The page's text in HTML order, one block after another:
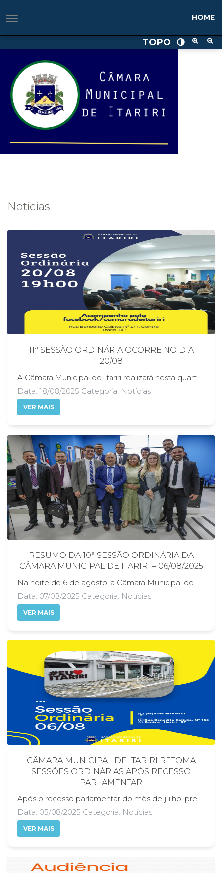
TOPO
HOME
HOME
Notícias
11ª SESSÃO ORDINÁRIA OCORRE NO DIA
20/08
A Câmara Municipal de Itariri realizará nesta quarta-feira, 20/08, às 19 horas, a 11ª Sessão Ordinária do 1º ano legislativo da 19ª Legislatura. O encontro acontece logo após a conclusão das Audiências Públicas referentes ao Plano Plurianual (PPA) 2026 a 2029 e à Lei de Diretrizes Orçamentárias (LDO) 2026, importantes instrumentos de planejamento e gestão das políticas públicas do município. Durante a sessão, os vereadores estarão reunidos para debater e deliberar sobre projetos e demandas que impactam diretamente a vida da população itaririense. A participação da comunidade é essencial para fortalecer a transparência e o acompanhamento das ações do Poder Legislativo. A 11ª Sessão Ordinária será transmitida ao vivo pela página oficial da Câmara Municipal de Itariri no Facebook, possibilitando que todos os cidadãos acompanhem, de forma acessível, os trabalhos legislativos. É uma oportunidade para que a população se mantenha informada e participe ativamente do desenvolvimento da cidade.
Data: 18/08/2025 Categoria: Notícias
VER MAIS
RESUMO DA 10ª SESSÃO ORDINÁRIA DA
CÂMARA MUNICIPAL DE ITARIRI – 06/08/2025
Na noite de 6 de agosto, a Câmara Municipal de Itariri realizou sua 10ª Sessão Ordinária de 2025, presidida pelo vereador Luiz Antonio Franco Alixandria. Entre os principais assuntos tratados estiveram: Aprovação da Ata da 9ª Sessão Ordinária; Recebimento dos Projetos de Lei do Executivo sobre o Plano Plurianual (PPA 2026-2029) e a Lei de Diretrizes Orçamentárias (LDO 2026), com audiências públicas já agendadas para 20/08; Aprovação de requerimentos abordando temas como: sinalização viária, gestão de espaços públicos, saúde especializada e informações sobre o Hino Municipal; Apresentação de indicações para melhorias em estradas, infraestrutura, saúde, trânsito, transporte de pacientes e causa animal; Aprovação de moções de congratulações, apoio e pesar, reconhecendo personalidades e serviços prestados à comunidade; Uso da Tribuna Livre pelos vereadores, com destaques para educação, saúde, segurança viária, castração de animais e o movimento Agosto Lilás; Na Ordem do Dia, foi aprovado por unanimidade o Projeto de Lei nº 033/2025, de autoria do vereador Hélio Alves Ribeiro, que denomina estrada municipal. A sessão foi encerrada às 22h17, com convocação para a 11ª Sessão Ordinária, a realizar-se em 20 de agosto de 2025, às 19h, no Plenário Vereador Henrique Ferreira Monteiro.
Data: 07/08/2025 Categoria: Notícias
VER MAIS
CÂMARA MUNICIPAL DE ITARIRI RETOMA
SESSÕES ORDINÁRIAS APÓS RECESSO
PARLAMENTAR
Após o recesso parlamentar do mês de julho, previsto regimentalmente, a Câmara Municipal de Itariri retoma suas atividades legislativas nesta quarta-feira, 6 de agosto, com a realização da 10ª Sessão Ordinária de 2025. A reunião acontecerá no plenário da Casa de Leis, a partir das 19h, e será transmitida ao vivo pelas redes sociais oficiais da Câmara, no YouTube e no Facebook, garantindo transparência e acesso à população. O retorno das sessões marca a continuidade dos trabalhos legislativos do segundo semestre, com a discussão de projetos, indicações e demais assuntos de interesse público. Apesar da suspensão temporária das sessões ordinárias durante o recesso, os vereadores mantiveram seus compromissos com a comunidade, visitando bairros, ouvindo moradores e levantando as principais demandas da população. O período foi utilizado para fortalecer o diálogo com os munícipes e preparar propostas que serão apresentadas nas próximas sessões. A Câmara Municipal reforça seu compromisso com a transparência, a participação cidadã e o trabalho conjunto com a sociedade itaririense. A presença da população, seja presencialmente ou por meio das transmissões ao vivo, é fundamental para o fortalecimento da democracia e do papel fiscalizador do Poder Legislativo.
Data: 05/08/2025 Categoria: Notícias
VER MAIS